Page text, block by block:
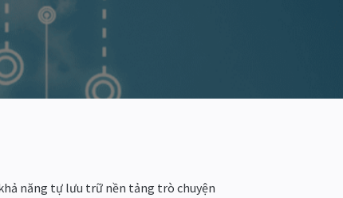
năng tự lưu trữ nền tảng trò chuyện